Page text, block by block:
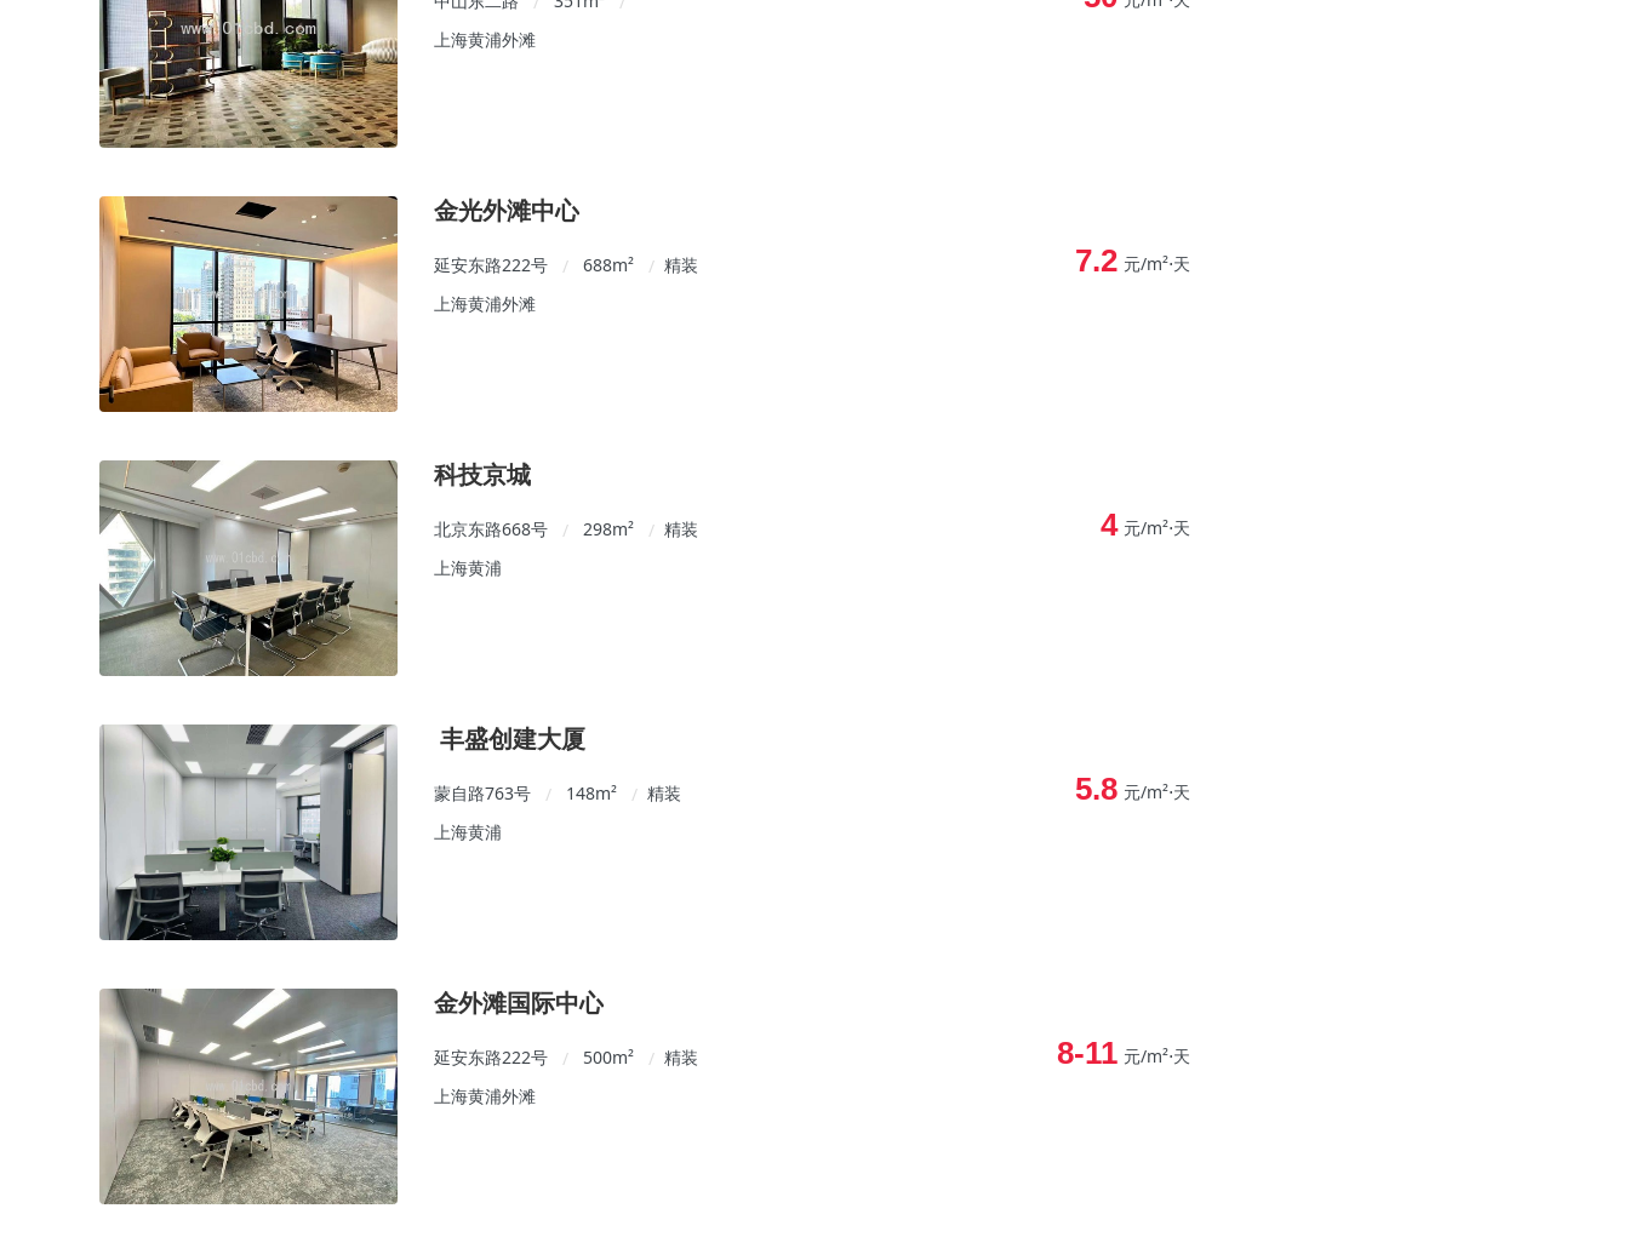
上海黄浦外滩
金光外滩中心
延安东路222号 / 688m² / 精装
上海黄浦外滩
7.2 元/m²⋅天
科技京城
北京东路668号 / 298m² / 精装
上海黄浦
4 元/m²⋅天
丰盛创建大厦
蒙自路763号 / 148m² / 精装
上海黄浦
5.8 元/m²⋅天
金外滩国际中心
延安东路222号 / 500m² / 精装
上海黄浦外滩
8-11 元/m²⋅天